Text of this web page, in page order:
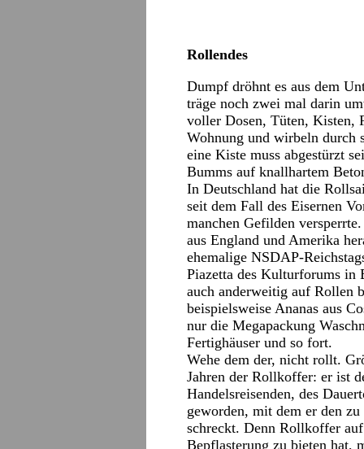
Rollendes
Dumpf dröhnt es aus dem
träge noch zwei mal darin
voller Dosen, Tüten, Kisten,
Wohnung und wirbeln durch
eine Kiste muss abgestürzt
Bumms auf knallhartem
In Deutschland hat die
seit dem Fall des Eisernen
manchen Gefilden
aus England und Amerika
ehemalige NSDAP-
Piazetta des Kulturforums in
auch anderweitig auf Rollen
beispielsweise Ananas aus
nur die Megapackung
Fertighäuser und so fort.
Wehe dem der, nicht rollt.
Jahren der Rollkoffer: er ist
Handelsreisenden, des
geworden, mit dem er den
schreckt. Denn Rollkoffer
Bepflasterung zu bieten hat,